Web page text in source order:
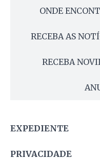
ONDE
RECEBA AS
RECEBA
EXPEDIENTE
PRIVACIDADE